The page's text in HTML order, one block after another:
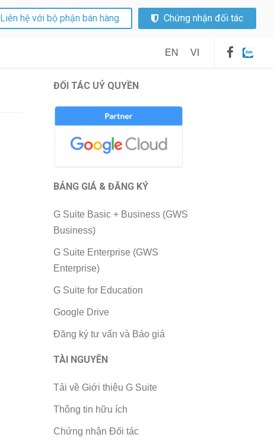
Liên hệ với bộ phận bán hàng Chứng nhận đối tác
EN VI
ĐỐI TÁC UỶ QUYỀN
BẢNG GIÁ & ĐĂNG KÝ
G Suite Basic + Business (GWS
Business)
G Suite Enterprise (GWS
Enterprise)
G Suite for Education
Google Drive
Đăng ký tư vấn và Báo giá
TÀI NGUYÊN
Tải về Giới thiệu G Suite
Thông tin hữu ích
Chứng nhận Đối tác